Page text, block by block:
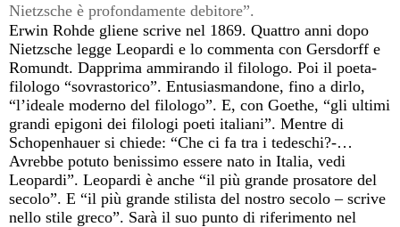
Nietzsche è profondamente debitore”.
Erwin Rohde gliene scrive nel 1869. Quattro anni dopo
Nietzsche legge Leopardi e lo commenta con Gersdorff e
Romundt. Dapprima ammirando il filologo. Poi il poeta-
filologo “sovrastorico”. Entusiasmandone, fino a dirlo,
“l’ideale moderno del filologo”. E, con Goethe, “gli ultimi
grandi epigoni dei filologi poeti italiani”. Mentre di
Schopenhauer si chiede: “Che ci fa tra i tedeschi?-…
Avrebbe potuto benissimo essere nato in Italia, vedi
Leopardi”. Leopardi è anche “il più grande prosatore del
secolo”. E “il più grande stilista del nostro secolo – scrive
nello stile greco”. Sarà il suo punto di riferimento nel